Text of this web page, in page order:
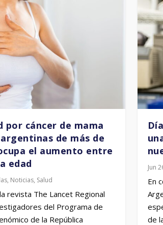
demuestra cómo
Ciencia Destacadas Noticias
cáncer de mama
de más de
el aumento entre
edad
, Noticias, Salud
revista The Lancet Regional
del Programa de
de la República
Jun
En
de